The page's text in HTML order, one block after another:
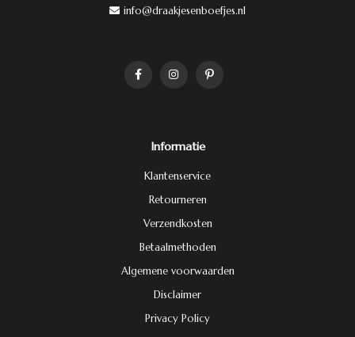
info@draakjesenboefjes.nl
Informatie
Klantenservice
Retourneren
Verzendkosten
Betaalmethoden
Algemene voorwaarden
Disclaimer
Privacy Policy